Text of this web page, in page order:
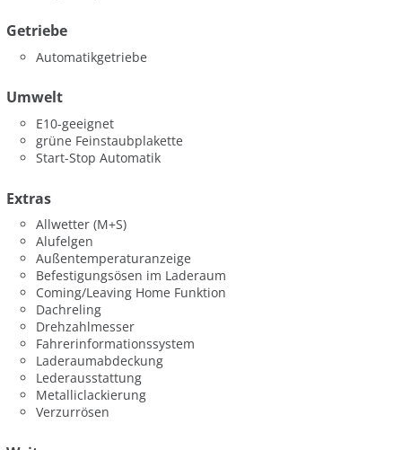
Getriebe
Automatikgetriebe
Umwelt
E10-geeignet
grüne Feinstaubplakette
Start-Stop Automatik
Extras
Allwetter (M+S)
Alufelgen
Außentemperaturanzeige
Befestigungsösen im Laderaum
Coming/Leaving Home Funktion
Dachreling
Drehzahlmesser
Fahrerinformationssystem
Laderaumabdeckung
Lederausstattung
Metalliclackierung
Verzurrösen